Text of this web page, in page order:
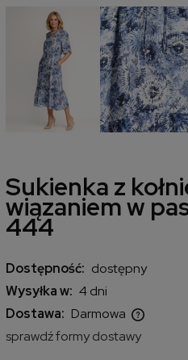
Sukienka z
wiązaniem w
444
Dostępność: dostępny
Wysyłka w: 4 dni
Dostawa: Darmowa
Cena nie zawiera
sprawdź formy dostawy